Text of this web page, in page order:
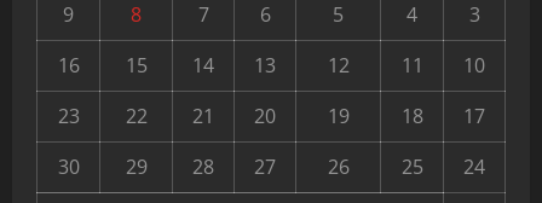
3
4
5
6
7
8
9
10
11
12
13
14
15
16
17
18
19
20
21
22
23
24
25
26
27
28
29
30